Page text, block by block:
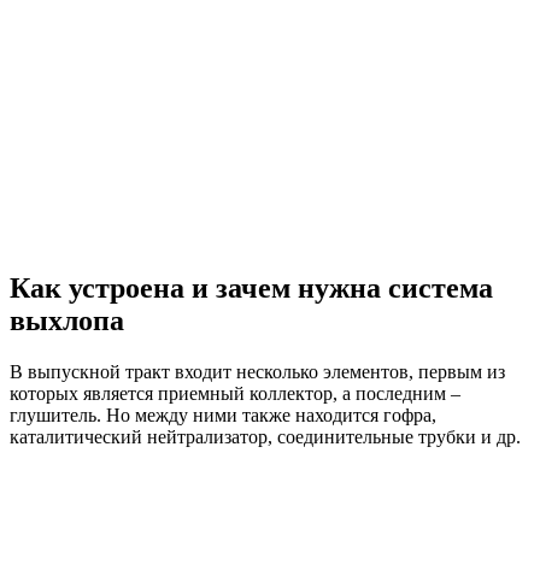
Как устроена и зачем нужна система
выхлопа
В выпускной тракт входит несколько элементов, первым из
которых является приемный коллектор, а последним –
глушитель. Но между ними также находится гофра,
каталитический нейтрализатор, соединительные трубки и др.